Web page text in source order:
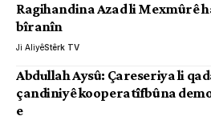
Ragihandina Azad li Mexmûrê
bîranîn
Ji AliyêStêrk TV
Abdullah Aysû: Çareseriya li
çandiniyê kooperatîfbûna
e